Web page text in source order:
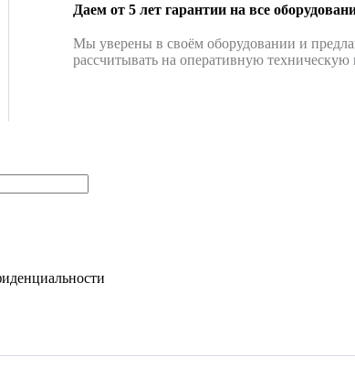
Даем от 5 лет гарантии на все
Мы уверены в своём оборудовании и
рассчитывать на оперативную